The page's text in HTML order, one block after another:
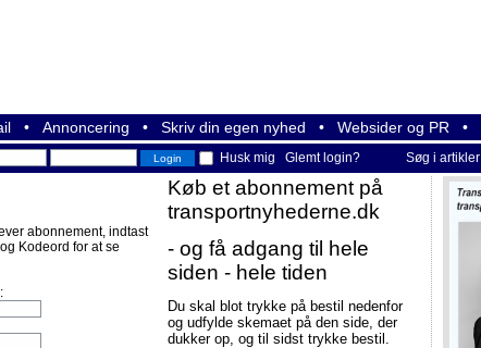
• Annoncering • Skriv din egen nyhed • Websider og PR •
Husk mig Glemt login? Søg i artikler
abonnement, indtast
Kodeord for at se
Køb et abonnement på
transportnyhederne.dk
- og få adgang til hele
siden - hele tiden
Du skal blot trykke på bestil nedenfor
og udfylde skemaet på den side, der
dukker op, og til sidst trykke bestil.